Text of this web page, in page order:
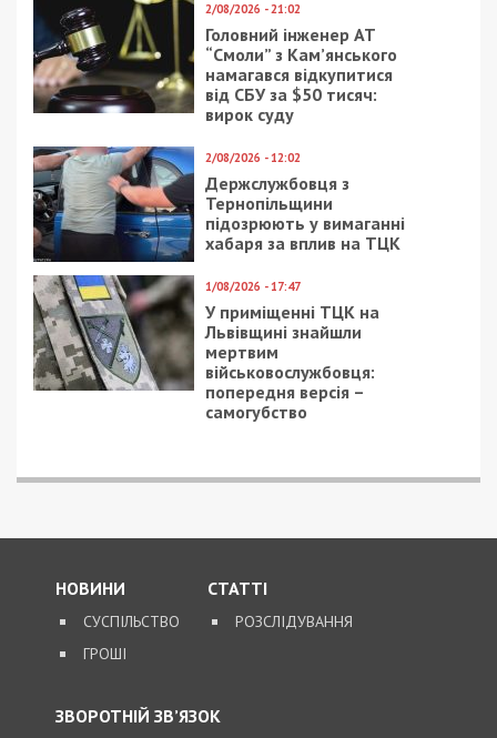
2/08/2026 - 21:02
Головний інженер АТ
“Смоли” з Кам’янського
намагався відкупитися
від СБУ за $50 тисяч:
вирок суду
2/08/2026 - 12:02
Держслужбовця з
Тернопільщини
підозрюють у вимаганні
хабаря за вплив на ТЦК
1/08/2026 - 17:47
У приміщенні ТЦК на
Львівщині знайшли
мертвим
військовослужбовця:
попередня версія –
самогубство
НОВИНИ
СУСПІЛЬСТВО
ГРОШІ
СТАТТІ
РОЗСЛІДУВАННЯ
ЗВОРОТНІЙ ЗВ’ЯЗОК